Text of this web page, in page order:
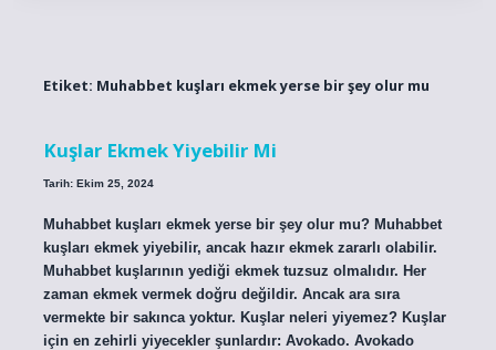
Etiket: Muhabbet kuşları ekmek yerse bir şey olur mu
Kuşlar Ekmek Yiyebilir Mi
Tarih: Ekim 25, 2024
Muhabbet kuşları ekmek yerse bir şey olur mu? Muhabbet
kuşları ekmek yiyebilir, ancak hazır ekmek zararlı olabilir.
Muhabbet kuşlarının yediği ekmek tuzsuz olmalıdır. Her
zaman ekmek vermek doğru değildir. Ancak ara sıra
vermekte bir sakınca yoktur. Kuşlar neleri yiyemez? Kuşlar
için en zehirli yiyecekler şunlardır: Avokado. Avokado